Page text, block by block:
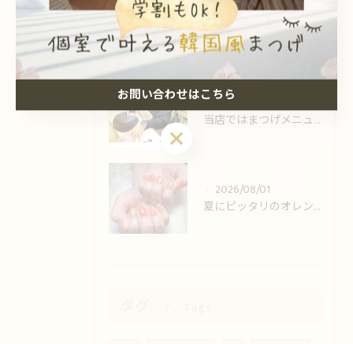
2026/08/05
LDカール✨️
2026/08/03
当店ではまつげメニューとネイルの同時施術可能です！
2026/08/01
夏にピッタリのオレンジ💅
タグ Tags
お問い合わせはこちら
お問い合わせはこちら